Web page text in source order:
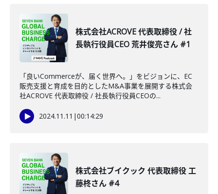
株式会社ACROVE 代表取締役 / 社
長執行役員CEO 荒井俊亮さん #1
「良いCommerceが、届く世界へ。」をビジョンに、EC
販売支援と育成を目的としたM&A事業を展開する株式会
社ACROVE 代表取締役 / 社長執行役員CEOの...
2024.11.11 |00:14:29
株式会社ブイクック 代表取締役 工
藤柊さん #4